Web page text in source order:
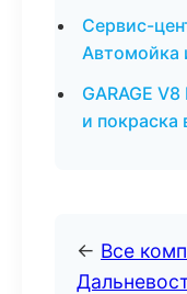
Сервис-
Автомойка
GARAGE
и покраска
← Все